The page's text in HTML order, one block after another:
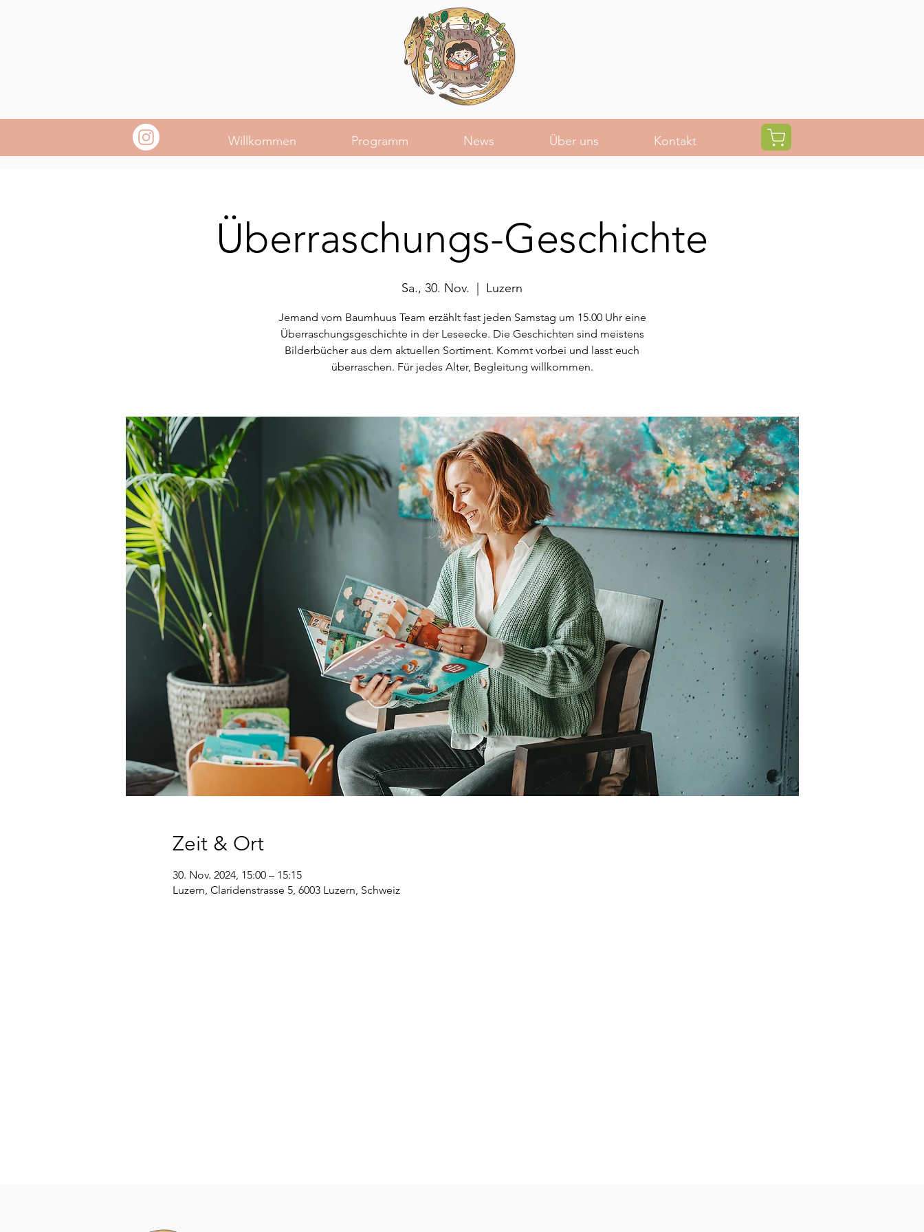
Willkommen Programm News Über uns Kontakt
Überraschungs-Geschichte
Sa., 30. Nov. Luzern
Jemand vom Baumhuus Team erzählt fast jeden Samstag um 15.00 Uhr eine
Überraschungsgeschichte in der Leseecke. Die Geschichten sind meistens
Bilderbücher aus dem aktuellen Sortiment. Kommt vorbei und lasst euch
überraschen. Für jedes Alter, Begleitung willkommen.
Zeit & Ort
30. Nov. 2024, 15:00 – 15:15
Luzern, Claridenstrasse 5, 6003 Luzern, Schweiz